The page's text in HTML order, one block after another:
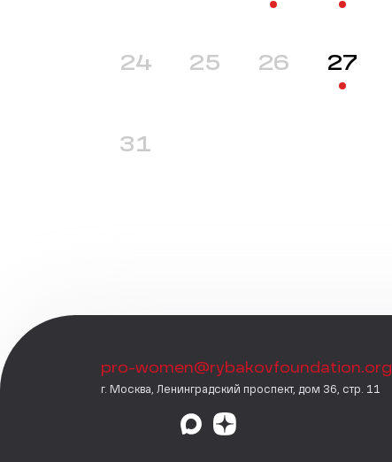
24 25 26 27
31
pro-women@rybakovfoundation.org
г. Москва, Ленинградский проспект, дом 36, стр. 11